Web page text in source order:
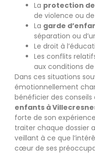
La protection
de violence ou
La garde
séparation ou
Le droit à
Les conflits
aux conditions de
Dans ces situations
émotionnellement
bénéficier des conseils
enfants à
forte de son
traiter chaque dossier
veillant à ce que
cœur de ses